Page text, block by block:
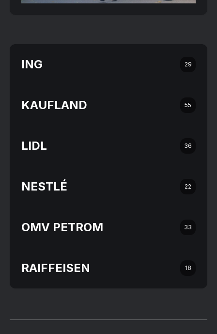
ING 29
KAUFLAND 55
LIDL 36
NESTLÉ 22
OMV PETROM 33
RAIFFEISEN 18